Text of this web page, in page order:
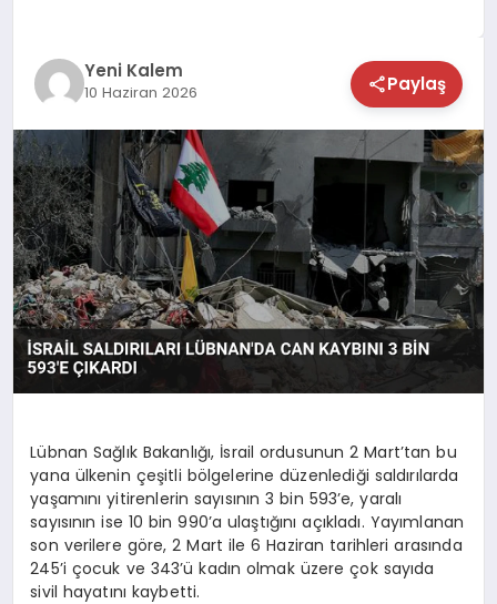
TEKNOLOJİ
SAĞLIK
MAGAZİN
EĞİTİM
Yeni Kalem
10 Haziran 2026 Paylaş
Lübnan Sağlık Bakanlığı, İsrail ordusunun 2 Mart’tan bu
yana ülkenin çeşitli bölgelerine düzenlediği saldırılarda
yaşamını yitirenlerin sayısının 3 bin 593’e, yaralı
sayısının ise 10 bin 990’a ulaştığını açıkladı. Yayımlanan
son verilere göre, 2 Mart ile 6 Haziran tarihleri arasında
245’i çocuk ve 343’ü kadın olmak üzere çok sayıda
sivil hayatını kaybetti.